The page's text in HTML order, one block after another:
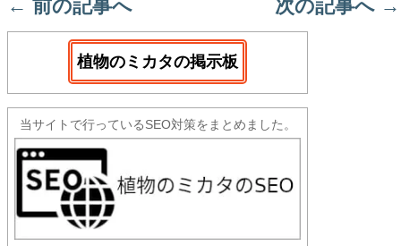
← 前の記事へ 次の記事へ →
植物のミカタの掲示板
当サイトで行っているSEO対策をまとめました。